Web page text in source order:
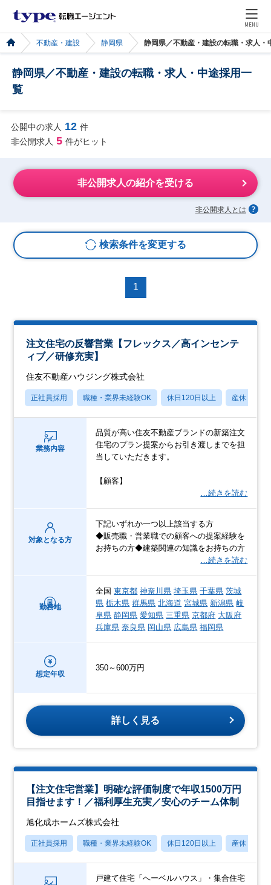
MENU
不動産・建設 静岡県 静岡県／不動産・建設の転職・求人・
静岡県／不動産・建設の転職・求人・中途採用一
覧
公開中の求人 12 件
非公開求人 5 件がヒット
非公開求人の紹介を受ける
非公開求人とは
検索条件を変更する
1
注文住宅の反響営業【フレックス／高インセンテ
ィブ／研修充実】
住友不動産ハウジング株式会社
正社員採用 職種・業界未経験OK 休日120日以上 産休・育休
業務内容
品質が高い住友不動産ブランドの新築注文
住宅のプラン提案からお引き渡しまでを担
当していただきます。
【顧客】
…続きを読む
対象となる方
下記いずれか一つ以上該当する方
◆販売職・営業職での顧客への提案経験を
お持ちの方◆建築関連の知識をお持ちの方
…続きを読む
勤務地
全国東京都 神奈川県 埼玉県 千葉県 茨城
県 栃木県 群馬県 北海道 宮城県 新潟県 岐
阜県 静岡県 愛知県 三重県 京都府 大阪府
兵庫県 奈良県 岡山県 広島県 福岡県
想定年収
350～600万円
詳しく見る
【注文住宅営業】明確な評価制度で年収1500万円
目指せます！／福利厚生充実／安心のチーム体制
旭化成ホームズ株式会社
正社員採用 職種・業界未経験OK 休日120日以上 産休・育休
戸建て住宅「へーベルハウス」・集合住宅